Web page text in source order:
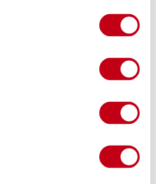
Zamów dietę od
w naszym cateringu.
zestawy posiłków
i zdrowe posiłki dla
Zamówienie złożysz za